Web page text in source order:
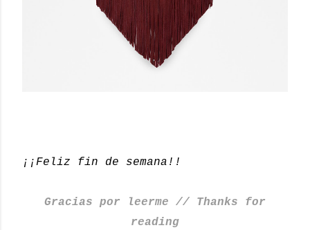
¡¡Feliz fin de semana!!
Gracias por leerme // Thanks for
reading